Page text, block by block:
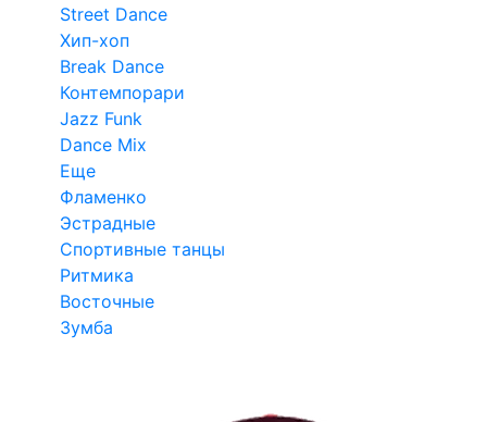
Street Dance
Хип-хоп
Break Dance
Контемпорари
Jazz Funk
Dance Mix
Еще
Фламенко
Эстрадные
Спортивные танцы
Ритмика
Восточные
Зумба